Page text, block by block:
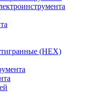
(HEX)